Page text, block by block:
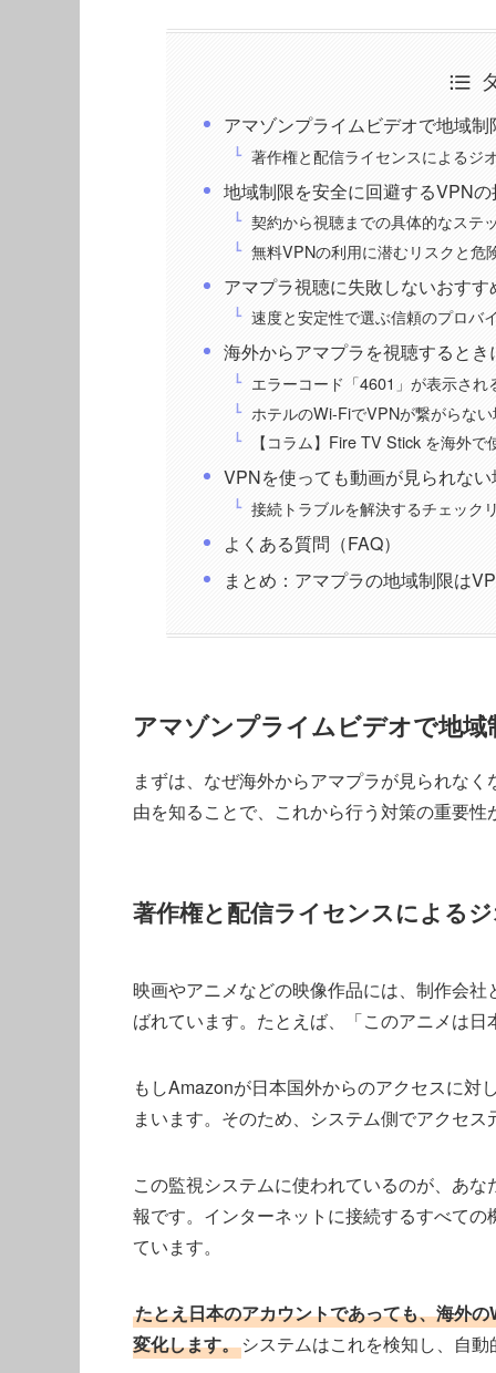
アマゾンプライムビデオで地域
著作権と配信ライセンスによるジ
地域制限を安全に回避するVPN
契約から視聴までの具体的なステ
無料VPNの利用に潜むリスクと危
アマプラ視聴に失敗しないおす
速度と安定性で選ぶ信頼のプロバ
海外からアマプラを視聴すると
エラーコード「4601」が表示され
ホテルのWi-FiでVPNが繋がらな
【コラム】Fire TV Stick を海外で
VPNを使っても動画が見られな
接続トラブルを解決するチェック
よくある質問（FAQ）
まとめ：アマプラの地域制限は
アマゾンプライムビデオで地
まずは、なぜ海外からアマプラが見られなく
由を知ることで、これから行う対策の重要性
著作権と配信ライセンスによる
映画やアニメなどの映像作品には、制作会
ばれています。たとえば、「このアニメは
もしAmazonが日本国外からのアクセスに対
まいます。そのため、システム側でアクセ
この監視システムに使われているのが、あ
報です。インターネットに接続するすべて
ています。
たとえ日本のアカウントであっても、海外
変化します。システムはこれを検知し、自